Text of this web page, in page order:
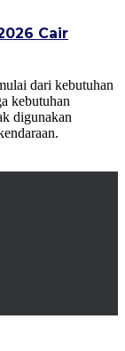
Cair
dari kebutuhan
kebutuhan
digunakan